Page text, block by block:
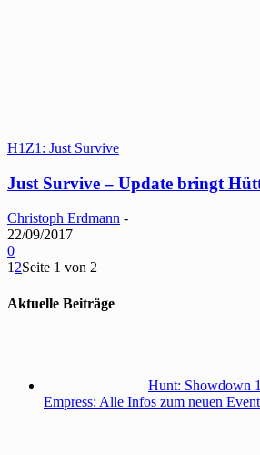
H1Z1: Just Survive
Just Survive – Update bringt
Christoph Erdmann -
22/09/2017
0
1 2Seite 1 von 2
Aktuelle Beiträge
Hunt: Showdown
Empress: Alle Infos zum neuen Event